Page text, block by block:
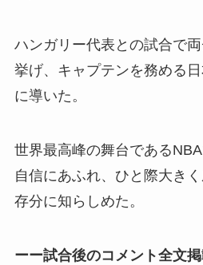
ハンガリー代表との試合で
挙げ、キャプテンを務める
に導いた。
世界最高峰の舞台である
自信にあふれ、ひと際大き
存分に知らしめた。
ーー試合後のコメント全文